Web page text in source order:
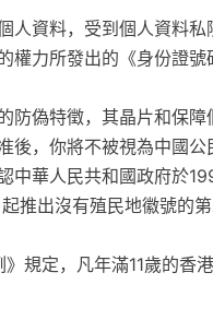
人資料，受到個人資料
力所發出的《身份證號
偽特徵，其晶片和保障
，你將不被視為中國公
中華人民共和國政府於
推出沒有殖民地徽號的
規定，凡年滿11歲的香